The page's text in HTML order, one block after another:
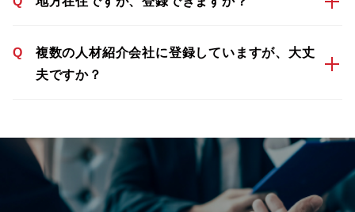
Q
複数の人材紹介会社に登録していますが、大丈
夫ですか？